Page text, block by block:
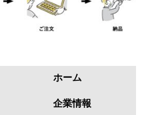
ホーム
企業情報